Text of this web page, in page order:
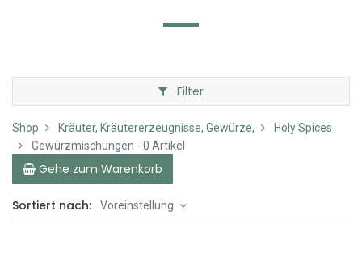
Filter
Shop Kräuter, Kräutererzeugnisse, Gewürze,
Holy Spices
Gewürzmischungen - 0 Artikel
Gehe zum Warenkorb
Sortiert nach: Voreinstellung